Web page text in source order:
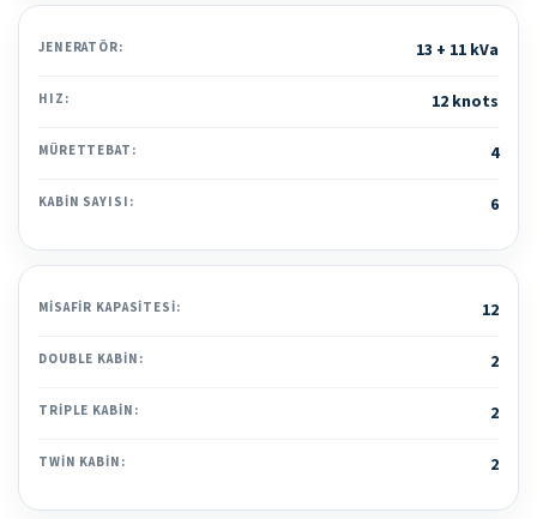
JENERATÖR: 13 + 11 kVa
HIZ: 12 knots
MÜRETTEBAT: 4
KABIN SAYISI: 6
MISAFIR KAPASITESI: 12
DOUBLE KABIN: 2
TRIPLE KABIN: 2
TWIN KABIN: 2